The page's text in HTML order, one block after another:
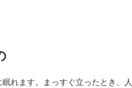
れます。まっすぐ立ったとき、